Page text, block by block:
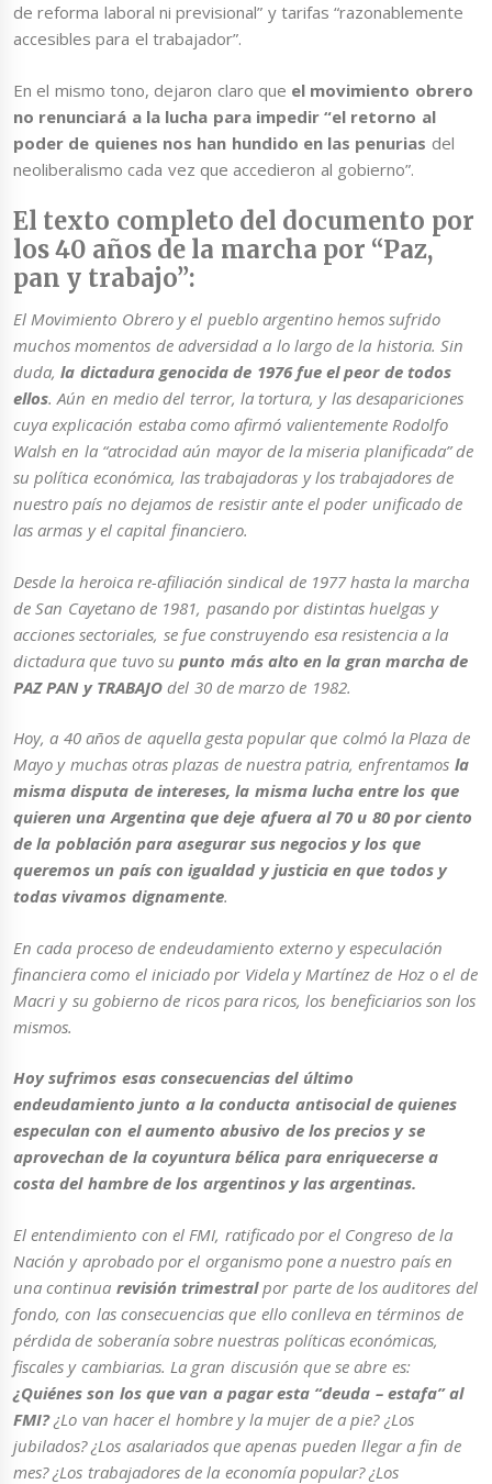
de reforma laboral ni previsional” y tarifas “razonablemente
accesibles para el trabajador”.
En el mismo tono, dejaron claro que el movimiento obrero
no renunciará a la lucha para impedir “el retorno al
poder de quienes nos han hundido en las penurias del
neoliberalismo cada vez que accedieron al gobierno”.
El texto completo del documento por
los 40 años de la marcha por “Paz,
pan y trabajo”:
El Movimiento Obrero y el pueblo argentino hemos sufrido
muchos momentos de adversidad a lo largo de la historia. Sin
duda,la dictadura genocida de 1976 fue el peor de todos
ellos. Aún en medio del terror, la tortura, y las desapariciones
cuya explicación estaba como afirmó valientemente Rodolfo
Walsh en la “atrocidad aún mayor de la miseria planificada” de
su política económica, las trabajadoras y los trabajadores de
nuestro país no dejamos de resistir ante el poder unificado de
las armas y el capital financiero.
Desde la heroica re-afiliación sindical de 1977 hasta la marcha
de San Cayetano de 1981, pasando por distintas huelgas y
acciones sectoriales, se fue construyendo esa resistencia a la
dictadura que tuvo supunto más alto en la gran marcha de
PAZ PAN y TRABAJOdel 30 de marzo de 1982.
Hoy, a 40 años de aquella gesta popular que colmó la Plaza de
Mayo y muchas otras plazas de nuestra patria, enfrentamos la
misma disputa de intereses, la misma lucha entre los que
quieren una Argentina que deje afuera al 70 u 80 por ciento
de la población para asegurar sus negocios y los que
queremos un país con igualdad y justicia en que todos y
todas vivamos dignamente.
En cada proceso de endeudamiento externo y especulación
financiera como el iniciado por Videla y Martínez de Hoz o el de
Macri y su gobierno de ricos para ricos, los beneficiarios son los
mismos.
Hoy sufrimos esas consecuencias del último
endeudamiento junto a la conducta antisocial de quienes
especulan con el aumento abusivo de los precios y se
aprovechan de la coyuntura bélica para enriquecerse a
costa del hambre de los argentinos y las argentinas.
El entendimiento con el FMI, ratificado por el Congreso de la
Nación y aprobado por el organismo pone a nuestro país en
una continua revisión trimestralpor parte de los auditores del
fondo, con las consecuencias que ello conlleva en términos de
pérdida de soberanía sobre nuestras políticas económicas,
fiscales y cambiarias. La gran discusión que se abre es:
¿Quiénes son los que van a pagar esta “deuda – estafa” al
FMI?¿Lo van hacer el hombre y la mujer de a pie? ¿Los
jubilados? ¿Los asalariados que apenas pueden llegar a fin de
mes? ¿Los trabajadores de la economía popular? ¿Los